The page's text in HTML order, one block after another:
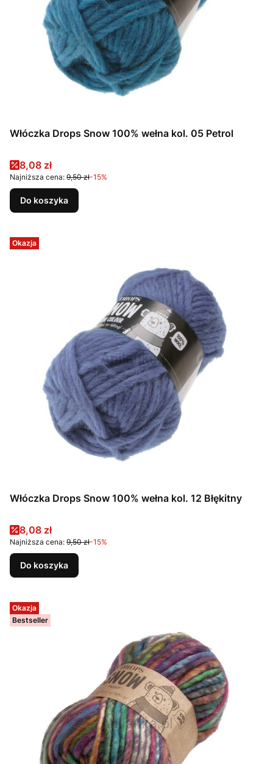
Włóczka Drops Snow 100% wełna kol. 05 Petrol
Cena promocyjna
8,08 zł
Najniższa cena: 9,50 zł-15%
Do koszyka
Okazja
Włóczka Drops Snow 100% wełna kol. 12 Błękitny
Cena promocyjna
8,08 zł
Najniższa cena: 9,50 zł-15%
Do koszyka
Okazja
Bestseller